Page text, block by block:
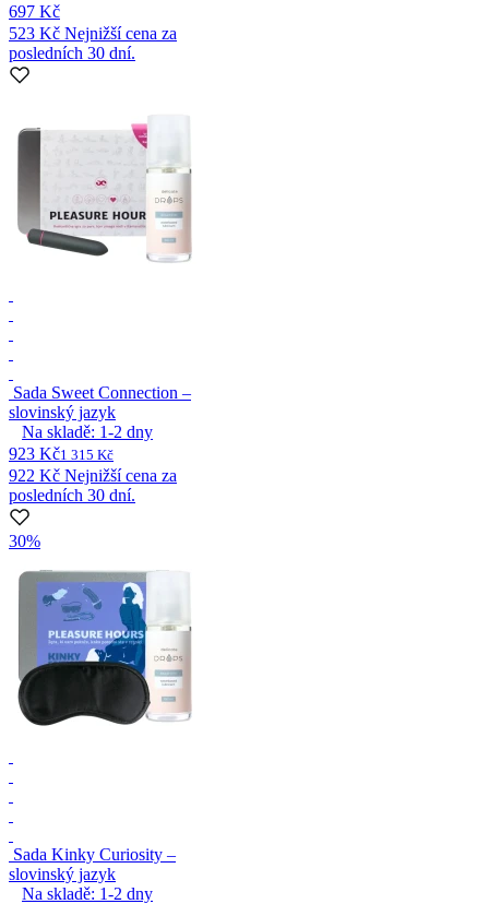
697 Kč
523 Kč Nejnižší cena za
posledních 30 dní.
Sada Sweet Connection –
slovinský jazyk
Na skladě: 1-2 dny
923 Kč1 315 Kč
922 Kč Nejnižší cena za
posledních 30 dní.
30%
Sada Kinky Curiosity –
slovinský jazyk
Na skladě: 1-2 dny